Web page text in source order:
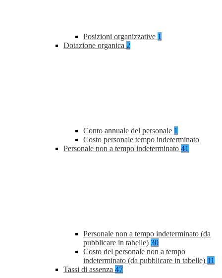
Posizioni organizzative 1
Dotazione organica 2
Conto annuale del personale 1
Costo personale tempo indeterminato
Personale non a tempo indeterminato 41
Personale non a tempo indeterminato (da
pubblicare in tabelle) 30
Costo del personale non a tempo
indeterminato (da pubblicare in tabelle) 11
Tassi di assenza 47